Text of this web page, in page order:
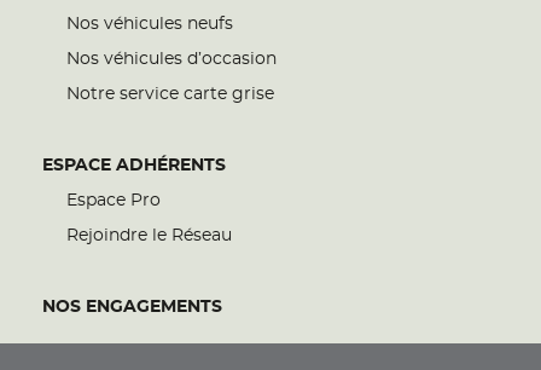
Nos véhicules neufs
Nos véhicules d’occasion
Notre service carte grise
ESPACE ADHÉRENTS
Espace Pro
Rejoindre le Réseau
NOS ENGAGEMENTS